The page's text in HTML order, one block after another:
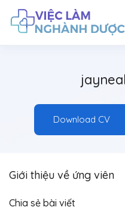
Download CV
Giới thiệu về ứng viên
Chia sẻ bài viết